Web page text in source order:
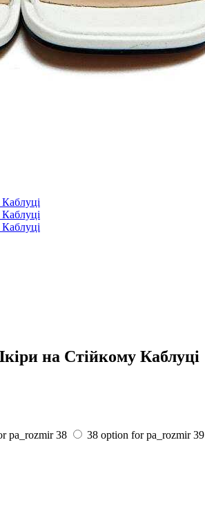
на Стійкому Каблуці
pa_rozmir 38 38 option for pa_rozmir 39